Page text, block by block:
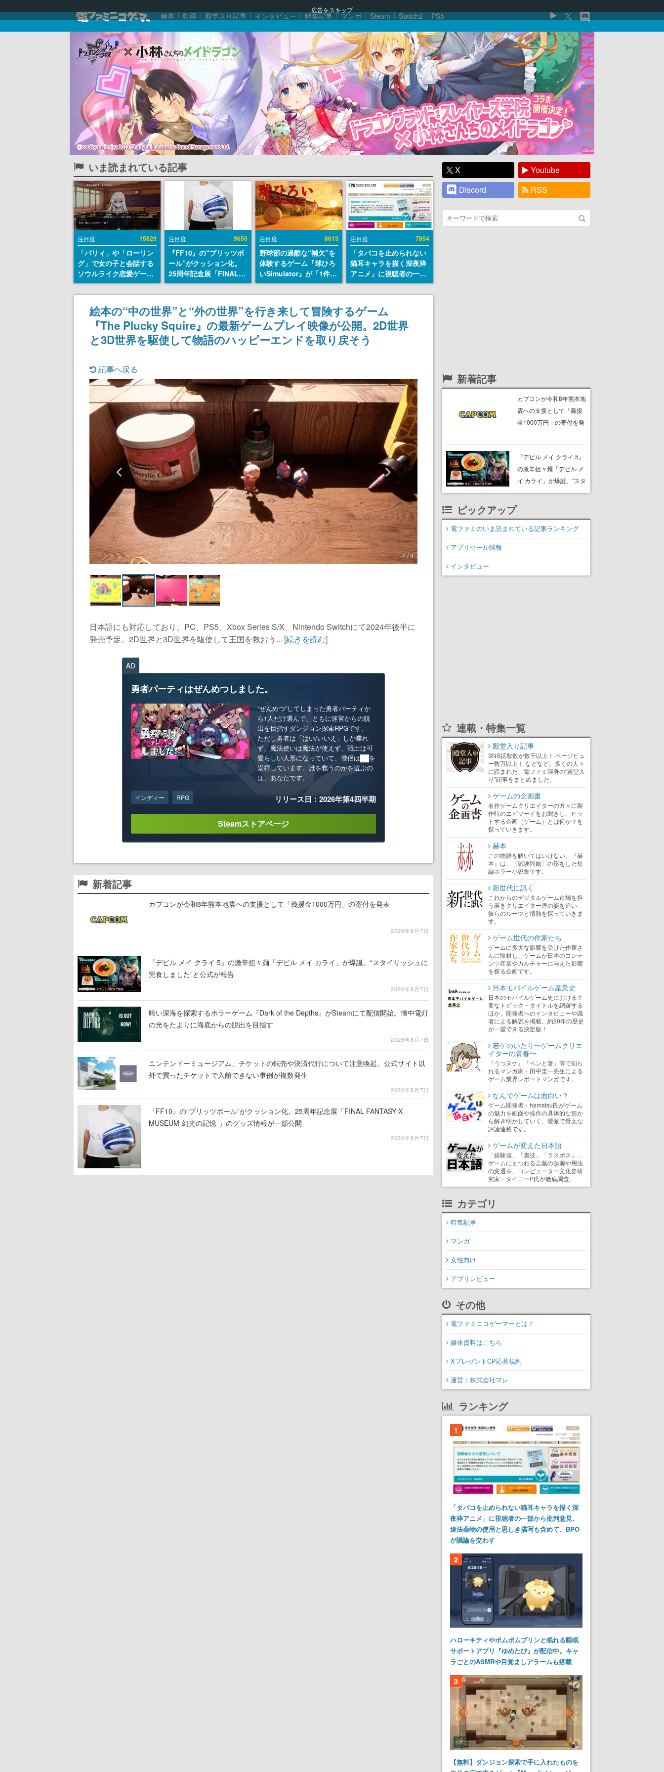
広告をスキップ
赫本 動画 殿堂入り記事 インタビュー 特集記事 マンガ Steam Switch2 PS5
いま読まれている記事
注目度 15829
「パリィ」や「ローリン
グ」で女の子と会話する
ソウルライク恋愛ゲーム
『小早川さんはソウルラ
イク』無料公開。返事に
失敗すると「YOU
DIED」
注目度 9658
『FF10』の“ブリッツボ
ール”がクッション化。
25周年記念展「FINAL
FANTASY X MUSEUM-
幻光の記憶-」のグッズ情
報が一部公開
注目度 8613
野球部の過酷な“補欠”を
体験するゲーム『球ひろ
いSimulator』が「1件」
のウィッシュリストをも
とにチェコ語に対応し
SNSで話題に。『キング
ダム・カム』開発元やチ
ェコのプロ野球選手から
称賛の声
注目度 7854
「タバコを止められない
猫耳キャラを描く深夜枠
アニメ」に視聴者の一部
から批判意見。違法薬物
の使用と思しき描写も含
めて、BPOが議論を交わ
す
絵本の“中の世界”と“外の世界”を行き来して冒険するゲーム
『The Plucky Squire』の最新ゲームプレイ映像が公開。2D世界
と3D世界を駆使して物語のハッピーエンドを取り戻そう
記事へ戻る
2 / 4
日本語にも対応しており、PC、PS5、Xbox Series S/X、Nintendo Switchにて2024年後半に
発売予定。2D世界と3D世界を駆使して王国を救おう... [続きを読む]
AD
勇者パーティはぜんめつしました。
“ぜんめつ”してしまった勇者パーティか
ら1人だけ選んで、ともに迷宮からの脱
出を目指すダンジョン探索RPGです。
ただし勇者は「はい/いいえ」しか喋れ
ず、魔法使いは魔法が使えず、戦士は可
愛らしい人形になっていて、僧侶は██を
崇拝しています。誰を救うのかを選ぶの
は、あなたです。
インディー RPG リリース日：2026年第4四半期
Steamストアページ
新着記事
カプコンが令和8年熊本地震への支援として「義援金1000万円」の寄付を発表
2026年8月7日
『デビル メイ クライ 5』の激辛担々麺「デビル メイ カライ」が爆誕。“スタイリッシュに
完食しました”と公式が報告
2026年8月7日
暗い深海を探索するホラーゲーム『Dark of the Depths』がSteamにて配信開始。懐中電灯
の光をたよりに海底からの脱出を目指す
2026年8月7日
ニンテンドーミュージアム、チケットの転売や決済代行について注意喚起。公式サイト以
外で買ったチケットで入館できない事例が複数発生
2026年8月7日
『FF10』の“ブリッツボール”がクッション化。25周年記念展「FINAL FANTASY X
MUSEUM-幻光の記憶-」のグッズ情報が一部公開
2026年8月7日
X
Youtube
Discord
RSS
新着記事
カプコンが令和8年熊本地
震への支援として「義援
金1000万円」の寄付を発
『デビル メイ クライ 5』
の激辛担々麺「デビル メ
イ カライ」が爆誕。“スタ
イリッシュに完食しまし
ピックアップ
電ファミのいま読まれている記事ランキング
アプリセール情報
インタビュー
連載・特集一覧
殿堂入り記事
SNS拡散数が数千以上！ ページビュ
ー数万以上！ などなど。多くの人々
に読まれた、電ファミ渾身の“殿堂入
り”記事をまとめました。
ゲームの企画書
名作ゲームクリエイターの方々に製
作時のエピソードをお聞きし、ヒッ
トする企画（ゲーム）とは何か？を
探っていきます。
赫本
この物語を解いてはいけない。『赫
本』は、〈試験問題〉の形をした短
編ホラー小説集です。
新世代に訊く
これからのデジタルゲーム市場を担
う若きクリエイター達の姿を追い、
彼らのルーツと情熱を探っていきま
す。
ゲーム世代の作家たち
ゲームに多大な影響を受けた作家さ
んに取材し、ゲームが日本のコンテ
ンツ産業やカルチャーに与えた影響
を探る企画です。
日本モバイルゲーム産業史
日本のモバイルゲーム史における主
要なトピック・タイトルを網羅する
ほか、開発者へのインタビューや識
者による解説を掲載。約20年の歴史
が一望できる決定版！
若ゲのいたり〜ゲームクリエ
イターの青春〜
『うつヌケ』『ペンと箸』等で知ら
れるマンガ家・田中圭一先生による
ゲーム業界レポートマンガです。
なんでゲームは面白い？
ゲーム開発者・hamatsu氏がゲーム
の魅力を画面や操作の具体的な形か
ら解き明かしていく、硬派で骨太な
評論連載です。
ゲームが変えた日本語
「経験値」「裏技」「ラスボス」…
ゲームにまつわる言葉の起源や用法
の変遷を、コンピューター文化史研
究家・タイニーP氏が徹底調査。
カテゴリ
特集記事
マンガ
女性向け
アプリレビュー
その他
電ファミニコゲーマーとは？
媒体資料はこちら
XプレゼントCP応募規約
運営：株式会社マレ
ランキング
1
「タバコを止められない猫耳キャラを描く深
夜枠アニメ」に視聴者の一部から批判意見。
違法薬物の使用と思しき描写も含めて、BPO
が議論を交わす
2
ハローキティやポムポムプリンと眠れる睡眠
サポートアプリ『ゆめたび』が配信中。キャ
ラごとのASMRや目覚ましアラームも搭載
3
【無料】ダンジョン探索で手に入れたものを